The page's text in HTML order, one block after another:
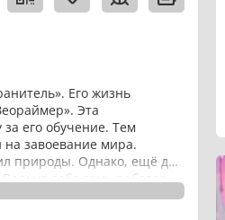
Его жизнь
Эта
его обучение. Тем
завоевание мира.
природы. Однако, ещё до
себе семь роботов,
борьбу против «Хау